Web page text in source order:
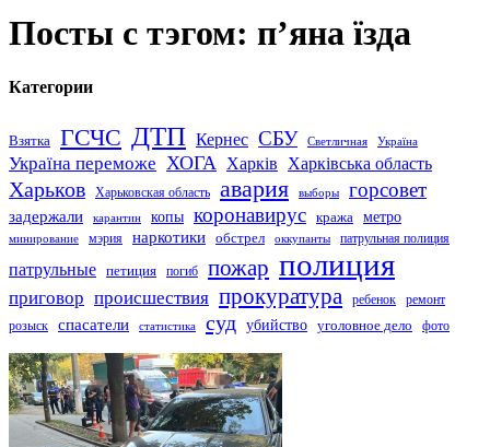
Посты с тэгом: п’яна їзда
Категории
Взятка ГСЧС ДТП Кернес СБУ Светличная Україна
Україна переможе ХОГА Харків Харківська область
Харьков Харьковская область авария выборы горсовет
задержали карантин копы коронавирус кража метро
минирование мэрия наркотики обстрел оккупанты патрульная полиция
патрульные петиция погиб пожар полиция
приговор происшествия прокуратура ребенок
ремонт
розыск
спасатели статистика суд убийство уголовное дело фото